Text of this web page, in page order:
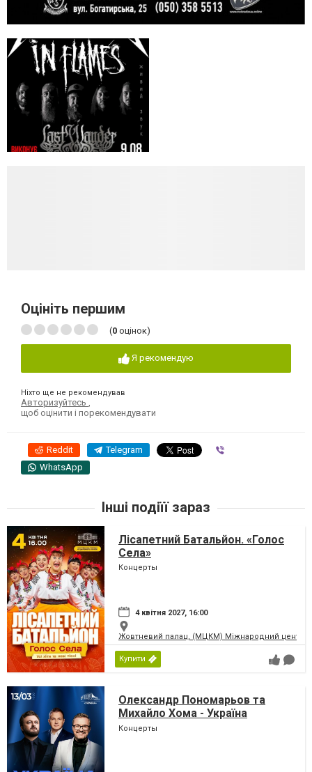
Оцініть першим
(0 оцінок)
Я рекомендую
Ніхто ще не рекомендував
Авторизуйтесь
щоб оцінити і порекомендувати
Reddit Telegram
WhatsApp
Інші подіїї зараз
Лісапетний Батальйон. «Голос
Села»
Концерты
4 квітня 2027, 16:00
Жовтневий палац, (МЦКМ) Міжнародний центр
Купити
Олександр Пономарьов та
Михайло Хома - Україна
Переможе!
Концерты